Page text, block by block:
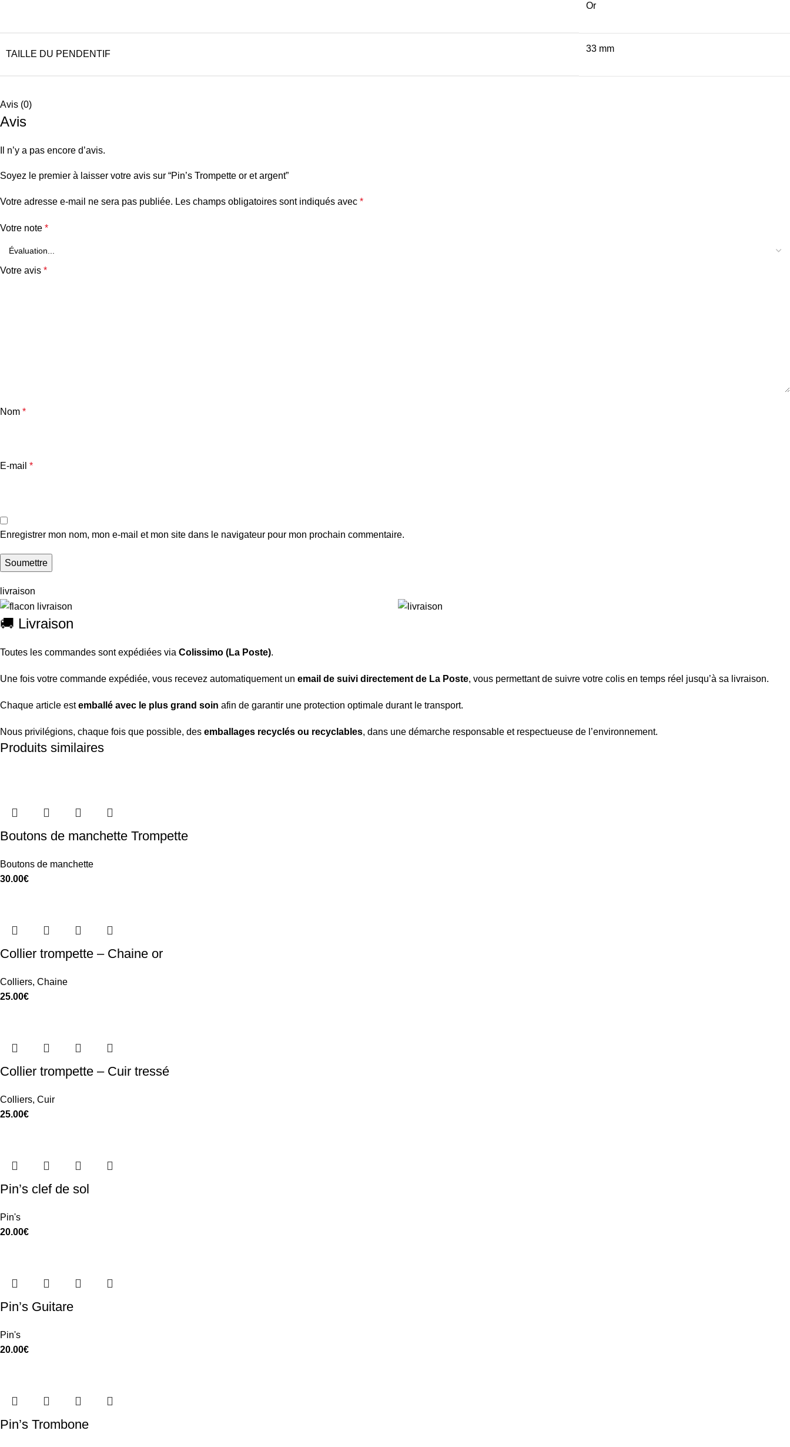
Or
TAILLE DU PENDENTIF
33 mm
Avis (0)
Avis
Il n’y a pas encore d’avis.
Soyez le premier à laisser votre avis sur “Pin’s Trompette or et argent”
Votre adresse e-mail ne sera pas publiée. Les champs obligatoires sont indiqués avec *
Votre note *
Votre avis *
Nom *
E-mail *
Enregistrer mon nom, mon e-mail et mon site dans le navigateur pour mon prochain commentaire.
livraison
🚚 Livraison
Toutes les commandes sont expédiées via Colissimo (La Poste).
Une fois votre commande expédiée, vous recevez automatiquement un email de suivi directement de La Poste, vous permettant de suivre votre colis en temps réel jusqu’à sa livraison.
Chaque article estemballé avec le plus grand soin afin de garantir une protection optimale durant le transport.
Nous privilégions, chaque fois que possible, des emballages recyclés ou recyclables, dans une démarche responsable et respectueuse de l’environnement.
Produits similaires
Boutons de manchette Trompette
Boutons de manchette
30.00€
Collier trompette – Chaine or
Colliers, Chaine
25.00€
Collier trompette – Cuir tressé
Colliers, Cuir
25.00€
Pin’s clef de sol
Pin's
20.00€
Pin’s Guitare
Pin's
20.00€
Pin’s Trombone